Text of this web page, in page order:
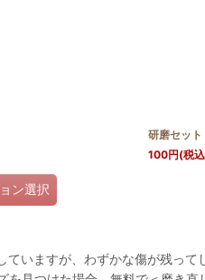
ン選択
研磨セット
100円(税
いますが、わずかな傷が残って